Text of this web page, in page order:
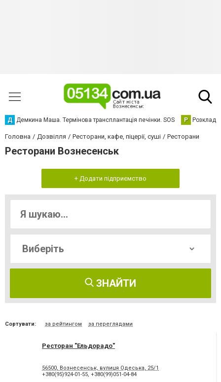
Д Демкина Маша. Термінова трансплантація печінки. SOS Р Розклад
Головна Дозвілля Ресторани, кафе, піцерії, суші Ресторани
Ресторани Вознесенськ
+ Додати підприємство
ЗНАЙТИ
Сортувати: за рейтингом за переглядами
Ресторан "Ельдорадо"
56500, Вознесенськ, вулиця Одеська, 25/1
+380(95)924-01-55, +380(99)051-04-84